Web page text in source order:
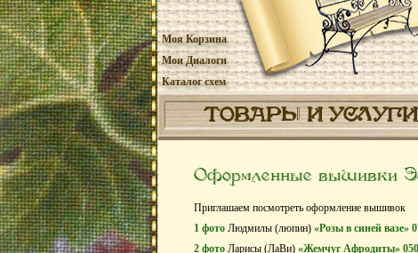
Моя Корзина
Мои Диалоги
Каталог схем
ТОВАРЫ И УСЛУГИ
Оформленные вышивки
Приглашаем посмотреть оформление вышивок
1 фото Людмилы (люпин) «Розы в синей вазе»
2 фото Ларисы (ЛаВи) «Жемчуг Афродиты»